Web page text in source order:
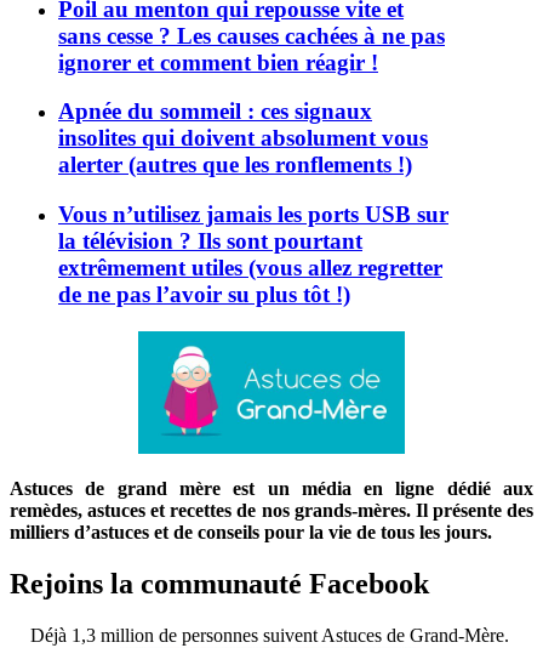
Poil au menton qui repousse vite et
sans cesse ? Les causes cachées à ne pas
ignorer et comment bien réagir !
Apnée du sommeil : ces signaux
insolites qui doivent absolument vous
alerter (autres que les ronflements !)
Vous n’utilisez jamais les ports USB sur
la télévision ? Ils sont pourtant
extrêmement utiles (vous allez regretter
de ne pas l’avoir su plus tôt !)
Astuces de grand mère est un média en ligne dédié aux
remèdes, astuces et recettes de nos grands-mères. Il présente des
milliers d’astuces et de conseils pour la vie de tous les jours.
Rejoins la communauté Facebook
Déjà 1,3 million de personnes suivent Astuces de Grand-Mère.